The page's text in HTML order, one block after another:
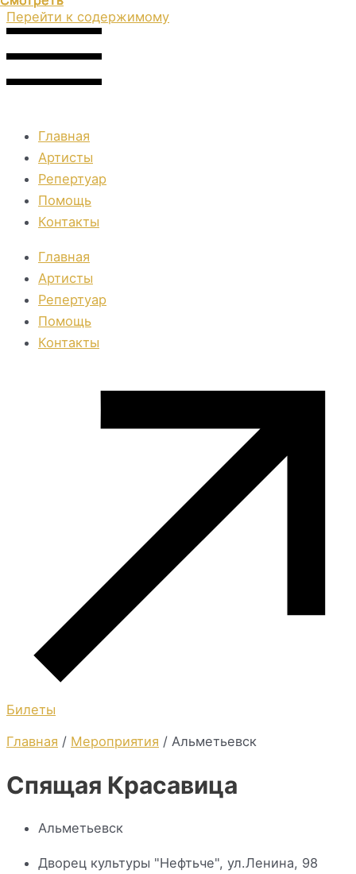
Перейти к содержимому
Главная
Артисты
Репертуар
Помощь
Контакты
Главная
Артисты
Репертуар
Помощь
Контакты
Билеты
Главная / Мероприятия / Альметьевск
Спящая Красавица
Альметьевск
Дворец культуры "Нефтьче", ул.Ленина, 98